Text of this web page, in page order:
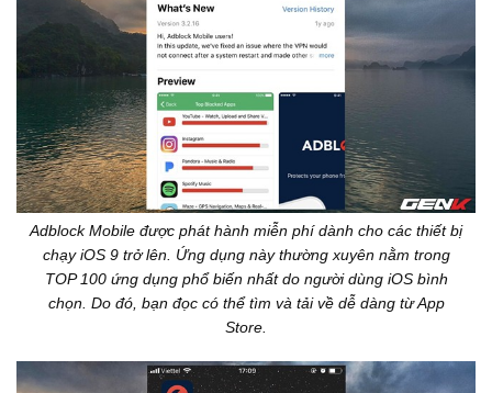
Adblock Mobile được phát hành miễn phí dành cho các thiết bị
chạy iOS 9 trở lên. Ứng dụng này thường xuyên nằm trong
TOP 100 ứng dụng phổ biến nhất do người dùng iOS bình
chọn. Do đó, bạn đọc có thể tìm và tải về dễ dàng từ App
Store.